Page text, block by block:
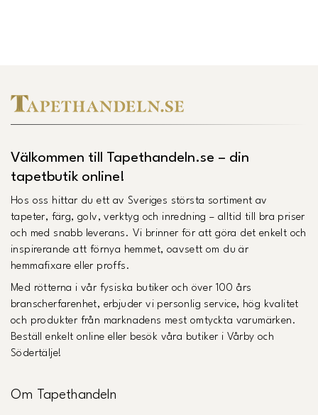
Välkommen till Tapethandeln.se – din
tapetbutik online!
Hos oss hittar du ett av Sveriges största sortiment av
tapeter, färg, golv, verktyg och inredning – alltid till bra priser
och med snabb leverans. Vi brinner för att göra det enkelt och
inspirerande att förnya hemmet, oavsett om du är
hemmafixare eller proffs.
Med rötterna i vår fysiska butiker och över 100 års
branscherfarenhet, erbjuder vi personlig service, hög kvalitet
och produkter från marknadens mest omtyckta varumärken.
Beställ enkelt online eller besök våra butiker i Vårby och
Södertälje!
Om Tapethandeln